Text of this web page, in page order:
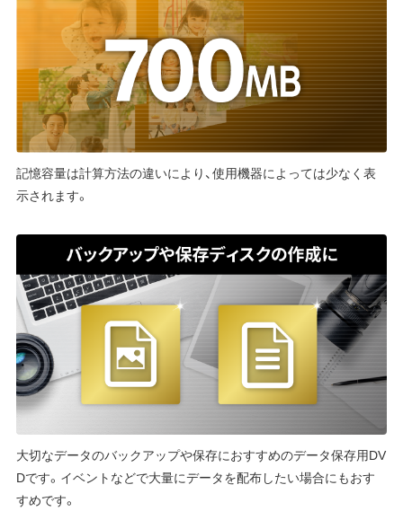
記憶容量は計算方法の違いにより、使用機器によっては少なく表
示されます。
大切なデータのバックアップや保存におすすめのデータ保存用DV
Dです。イベントなどで大量にデータを配布したい場合にもおす
すめです。